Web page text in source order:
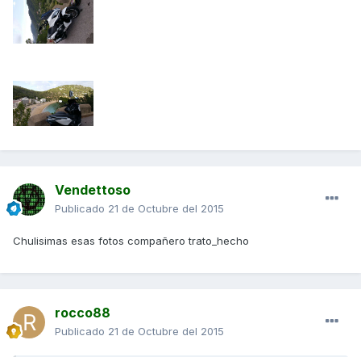
Vendettoso
Publicado 21 de Octubre del 2015
Chulisimas esas fotos compañero trato_hecho
rocco88
Publicado 21 de Octubre del 2015